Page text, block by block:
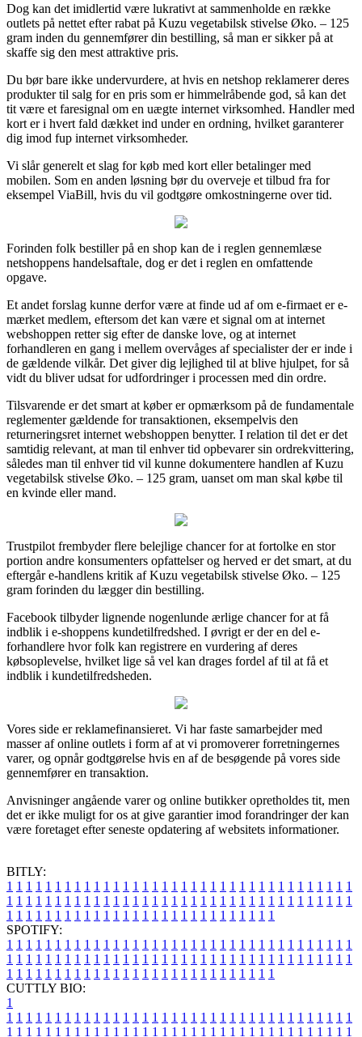
Dog kan det imidlertid være lukrativt at sammenholde en række
outlets på nettet efter rabat på Kuzu vegetabilsk stivelse Øko. – 125
gram inden du gennemfører din bestilling, så man er sikker på at
skaffe sig den mest attraktive pris.
Du bør bare ikke undervurdere, at hvis en netshop reklamerer deres
produkter til salg for en pris som er himmelråbende god, så kan det
tit være et faresignal om en uægte internet virksomhed. Handler med
kort er i hvert fald dækket ind under en ordning, hvilket garanterer
dig imod fup internet virksomheder.
Vi slår generelt et slag for køb med kort eller betalinger med
mobilen. Som en anden løsning bør du overveje et tilbud fra for
eksempel ViaBill, hvis du vil godtgøre omkostningerne over tid.
Forinden folk bestiller på en shop kan de i reglen gennemlæse
netshoppens handelsaftale, dog er det i reglen en omfattende
opgave.
Et andet forslag kunne derfor være at finde ud af om e-firmaet er e-
mærket medlem, eftersom det kan være et signal om at internet
webshoppen retter sig efter de danske love, og at internet
forhandleren en gang i mellem overvåges af specialister der er inde i
de gældende vilkår. Det giver dig lejlighed til at blive hjulpet, for så
vidt du bliver udsat for udfordringer i processen med din ordre.
Tilsvarende er det smart at køber er opmærksom på de fundamentale
reglementer gældende for transaktionen, eksempelvis den
returneringsret internet webshoppen benytter. I relation til det er det
samtidig relevant, at man til enhver tid opbevarer sin ordrekvittering,
således man til enhver tid vil kunne dokumentere handlen af Kuzu
vegetabilsk stivelse Øko. – 125 gram, uanset om man skal købe til
en kvinde eller mand.
Trustpilot frembyder flere belejlige chancer for at fortolke en stor
portion andre konsumenters opfattelser og herved er det smart, at du
eftergår e-handlens kritik af Kuzu vegetabilsk stivelse Øko. – 125
gram forinden du lægger din bestilling.
Facebook tilbyder lignende nogenlunde ærlige chancer for at få
indblik i e-shoppens kundetilfredshed. I øvrigt er der en del e-
forhandlere hvor folk kan registrere en vurdering af deres
købsoplevelse, hvilket lige så vel kan drages fordel af til at få et
indblik i kundetilfredsheden.
Vores side er reklamefinansieret. Vi har faste samarbejder med
masser af online outlets i form af at vi promoverer forretningernes
varer, og opnår godtgørelse hvis en af de besøgende på vores side
gennemfører en transaktion.
Anvisninger angående varer og online butikker opretholdes tit, men
det er ikke muligt for os at give garantier imod forandringer der kan
være foretaget efter seneste opdatering af websitets informationer.
BITLY:
1 1 1 1 1 1 1 1 1 1 1 1 1 1 1 1 1 1 1 1 1 1 1 1 1 1 1 1 1 1 1 1 1 1 1 1
1 1 1 1 1 1 1 1 1 1 1 1 1 1 1 1 1 1 1 1 1 1 1 1 1 1 1 1 1 1 1 1 1 1 1 1
1 1 1 1 1 1 1 1 1 1 1 1 1 1 1 1 1 1 1 1 1 1 1 1 1 1 1 1
SPOTIFY:
1 1 1 1 1 1 1 1 1 1 1 1 1 1 1 1 1 1 1 1 1 1 1 1 1 1 1 1 1 1 1 1 1 1 1 1
1 1 1 1 1 1 1 1 1 1 1 1 1 1 1 1 1 1 1 1 1 1 1 1 1 1 1 1 1 1 1 1 1 1 1 1
1 1 1 1 1 1 1 1 1 1 1 1 1 1 1 1 1 1 1 1 1 1 1 1 1 1 1 1
CUTTLY BIO:
1
1 1 1 1 1 1 1 1 1 1 1 1 1 1 1 1 1 1 1 1 1 1 1 1 1 1 1 1 1 1 1 1 1 1 1 1
1 1 1 1 1 1 1 1 1 1 1 1 1 1 1 1 1 1 1 1 1 1 1 1 1 1 1 1 1 1 1 1 1 1 1 1